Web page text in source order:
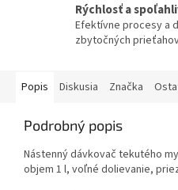
Rýchlosť a
Efektívne procesy a
zbytočných
Popis Diskusia Značka
Podrobný popis
Nástenný dávkovač tekutého
objem 1 l, voľné dolievanie,